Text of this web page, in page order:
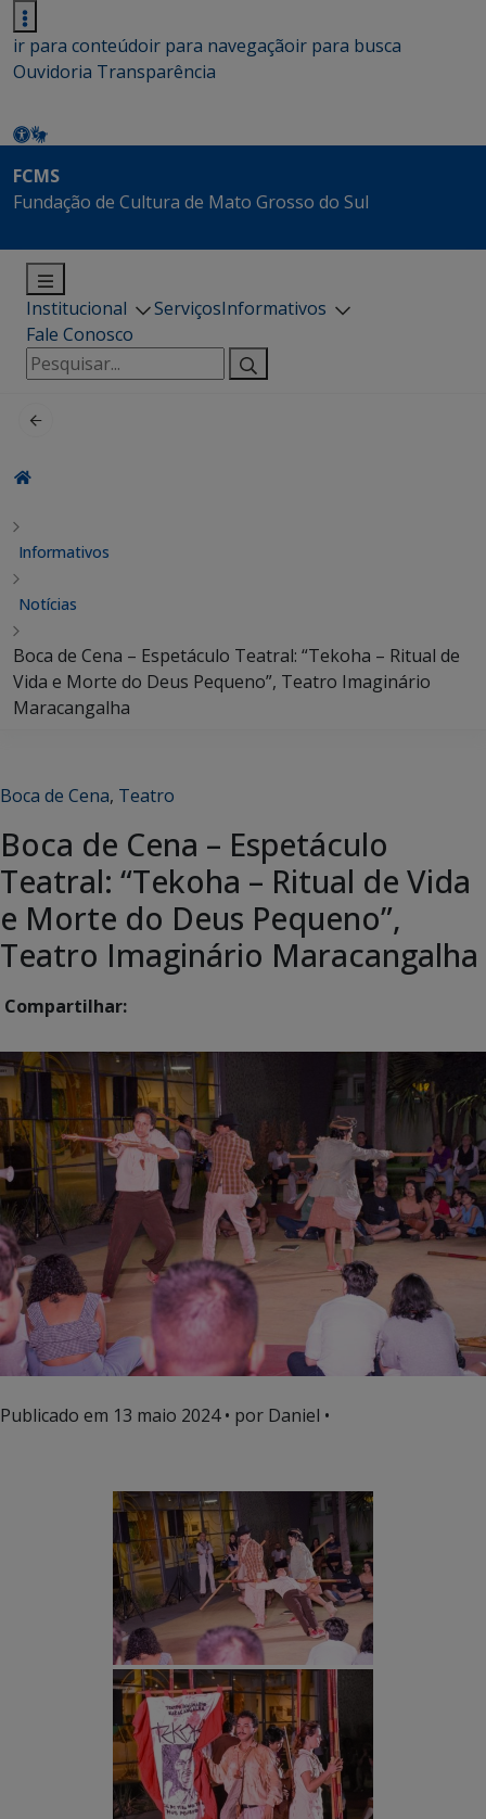
ir para conteúdoir para navegaçãoir para busca
Ouvidoria Transparência
FCMS
Fundação de Cultura de Mato Grosso do Sul
Institucional ServiçosInformativos
Fale Conosco
Pesquisar
por:
Informativos
Notícias
Boca de Cena – Espetáculo Teatral: “Tekoha – Ritual de
Vida e Morte do Deus Pequeno”, Teatro Imaginário
Maracangalha
Boca de Cena, Teatro
Boca de Cena – Espetáculo
Teatral: “Tekoha – Ritual de Vida
e Morte do Deus Pequeno”,
Teatro Imaginário Maracangalha
Compartilhar:
Publicado em 13 maio 2024• por Daniel •